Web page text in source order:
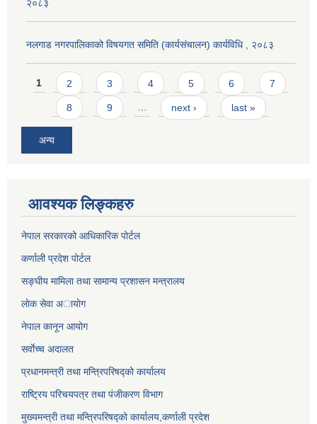
२०८३
नलगाड नगरपालिकाको विषयगत समिति (कार्यसंचालन) कार्यविधि , २०८३
Pages
1 2 3 4 5 6 7
8 9 … next › last »
अन्य
आवश्यक लिङ्कहरु
नेपाल सरकारको आधिकारिक पोर्टल
कर्णाली प्रदेश पोर्टल
सङ्घीय मामिला तथा सामान्य प्रशासन मन्त्रालय
लाेक सेवा अायाेग
नेपाल कानून आयोग
सर्वाेच्च अदालत
प्रधानमन्त्री तथा मन्त्रिपरिषद्को कार्यालय
राष्ट्रिय परिचयपत्र तथा पंजीकरण विभाग
मुख्यमन्त्री तथा मन्त्रिपरिषद्को कार्यालय,कर्णाली प्रदेश